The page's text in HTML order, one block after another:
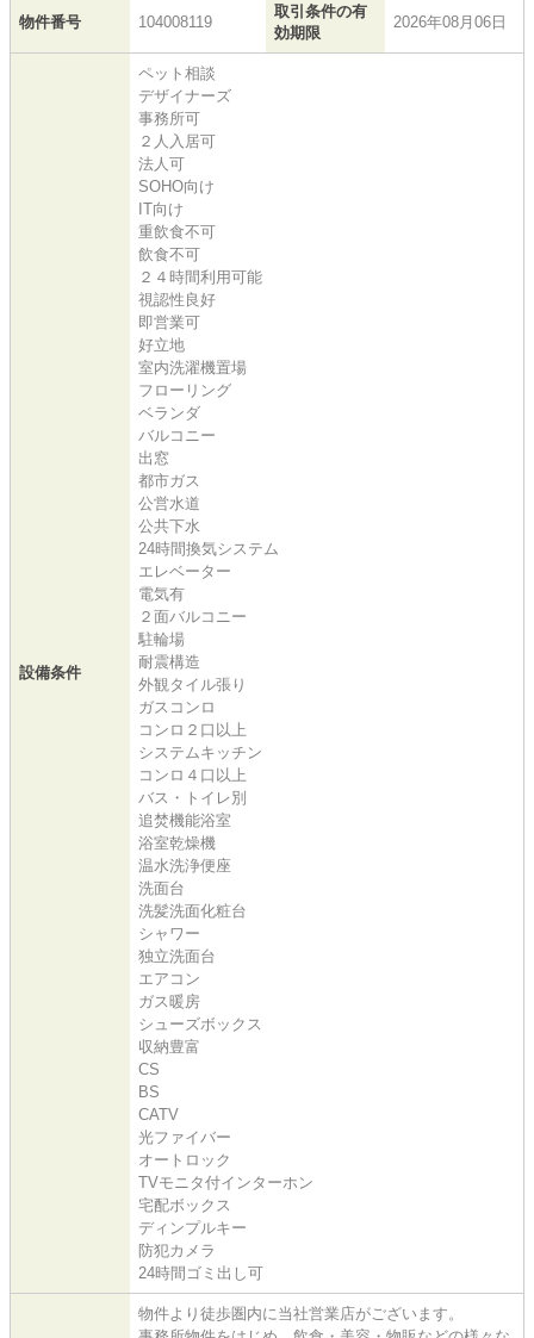
物件番号 104008119
取引条件の有
効期限
2026年08月06日
設備条件
ペット相談
デザイナーズ
事務所可
２人入居可
法人可
SOHO向け
IT向け
重飲食不可
飲食不可
２４時間利用可能
視認性良好
即営業可
好立地
室内洗濯機置場
フローリング
ベランダ
バルコニー
出窓
都市ガス
公営水道
公共下水
24時間換気システム
エレベーター
電気有
２面バルコニー
駐輪場
耐震構造
外観タイル張り
ガスコンロ
コンロ２口以上
システムキッチン
コンロ４口以上
バス・トイレ別
追焚機能浴室
浴室乾燥機
温水洗浄便座
洗面台
洗髪洗面化粧台
シャワー
独立洗面台
エアコン
ガス暖房
シューズボックス
収納豊富
CS
BS
CATV
光ファイバー
オートロック
TVモニタ付インターホン
宅配ボックス
ディンプルキー
防犯カメラ
24時間ゴミ出し可
物件より徒歩圏内に当社営業店がございます。